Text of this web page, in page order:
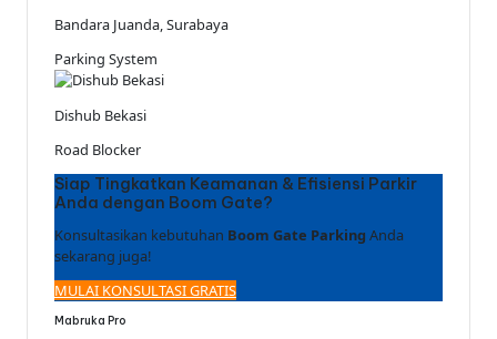
Bandara Juanda, Surabaya
Parking System
Dishub Bekasi
Road Blocker
Siap Tingkatkan Keamanan & Efisiensi Parkir
Anda dengan Boom Gate?
Konsultasikan kebutuhan Boom Gate Parking Anda
sekarang juga!
MULAI KONSULTASI GRATIS
Mabruka Pro